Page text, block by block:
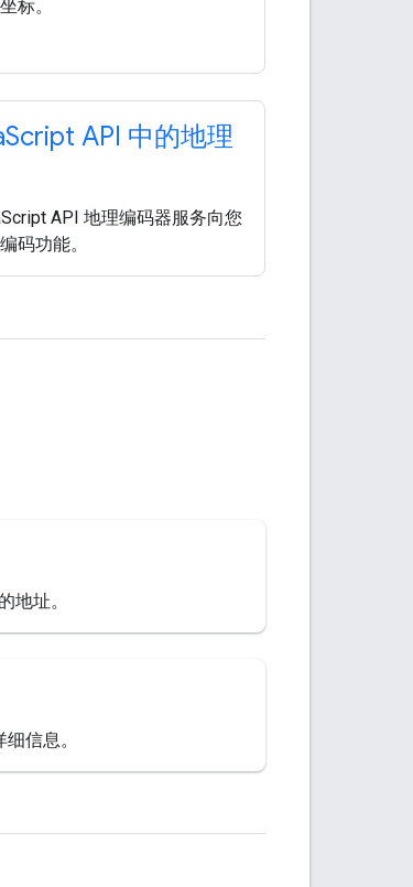
标。
Script API 中的地理
API 地理编码器服务向您
码功能。
地址。
信息。